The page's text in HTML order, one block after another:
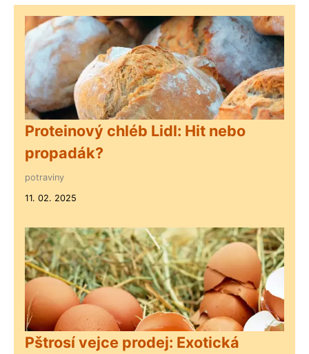
Proteinový chléb Lidl: Hit nebo
propadák?
potraviny
11. 02. 2025
Pštrosí vejce prodej: Exotická